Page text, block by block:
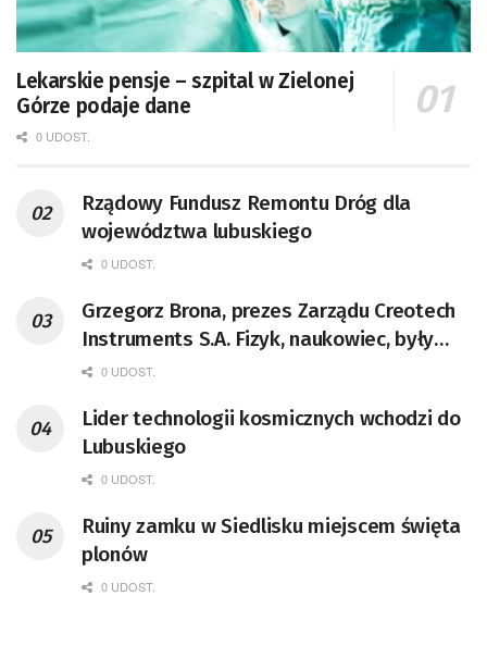
Lekarskie pensje – szpital w Zielonej
Górze podaje dane
0 UDOST.
Rządowy Fundusz Remontu Dróg dla
województwa lubuskiego
0 UDOST.
Grzegorz Brona, prezes Zarządu Creotech
Instruments S.A. Fizyk, naukowiec, były
pracownik CERN w Genewie,
doktor habilitowany nauk fizycznych,
koordynator Rady Sektorowej ds.
Kompetencji Przemysłu Lotniczo-
Badań Kosmicznych i Satelitarnych PAN.
0 UDOST.
Lider technologii kosmicznych wchodzi do
Lubuskiego
0 UDOST.
Ruiny zamku w Siedlisku miejscem święta
plonów
0 UDOST.